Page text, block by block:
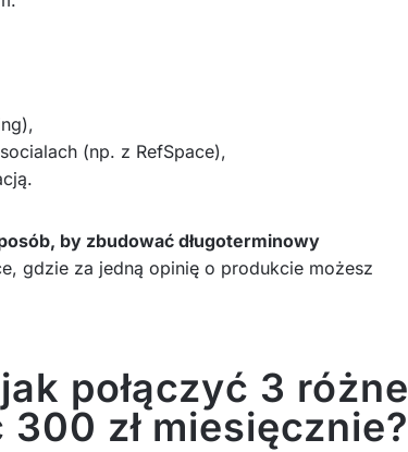
(np. z RefSpace),
by zbudować długoterminowy
gdzie za jedną opinię o produkcie możesz
połączyć 3 różne
zł miesięcznie?